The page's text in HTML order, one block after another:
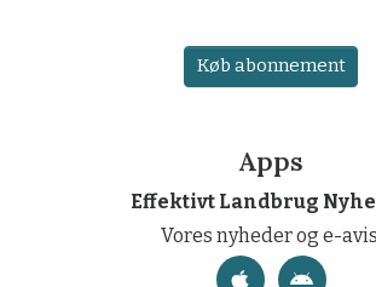
Køb abonnement
Apps
Effektivt Landbrug
Vores nyheder og e-